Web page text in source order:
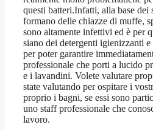
questi batteri.Infatti, alla base dei
formano delle chiazze di muffe,
sono altamente infettivi ed è per
siano dei detergenti igienizzanti e
per poter garantire
professionale che porti a lucido
e i lavandini. Volete valutare
state valutando per ospitare i
proprio i bagni, se essi sono
uno staff professionale che
lavoro.